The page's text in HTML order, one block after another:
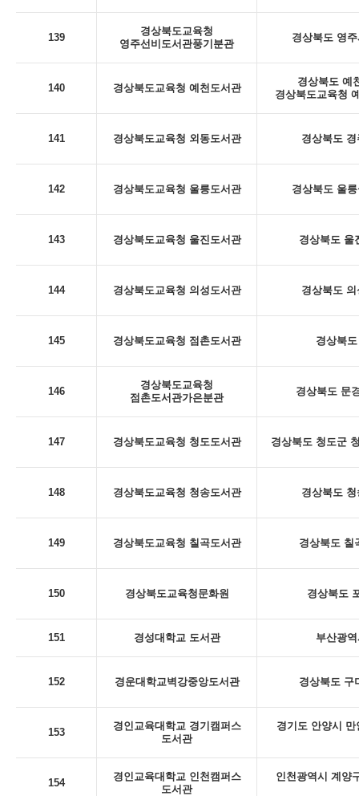
139
경상북도교육청
영주선비도서관풍기분관
경상북도 영
140 경상북도교육청 예천도서관
경상북도 예
경상북도교육청
141 경상북도교육청 외동도서관 경상북도
142 경상북도교육청 울릉도서관 경상북도 울
143 경상북도교육청 울진도서관 경상북도 울
144 경상북도교육청 의성도서관 경상북도
145 경상북도교육청 점촌도서관 경상북
146
경상북도교육청
점촌도서관가은분관
경상북도 문
147 경상북도교육청 청도도서관 경상북도 청도군
148 경상북도교육청 청송도서관 경상북도
149 경상북도교육청 칠곡도서관 경상북도 칠
150 경상북도교육청문화원 경상북도
151 경성대학교 도서관 부산광
152 경운대학교벽강중앙도서관 경상북도 구
153
경인교육대학교 경기캠퍼스
도서관
경기도 안양시
154
경인교육대학교 인천캠퍼스
도서관
인천광역시 계양